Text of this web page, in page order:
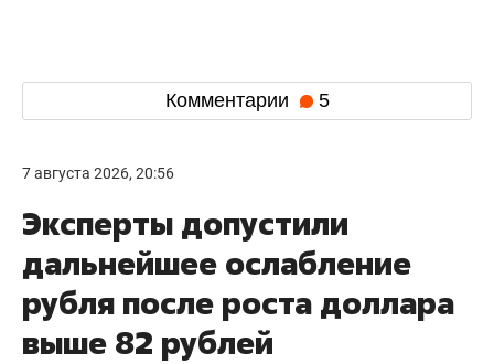
Комментарии 5
7 августа 2026, 20:56
Эксперты допустили
дальнейшее ослабление
рубля после роста доллара
выше 82 рублей